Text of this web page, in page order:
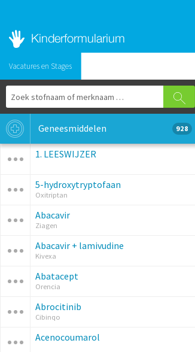
Vacatures en Stages
Geneesmiddelen 928
1. LEESWIJZER
5-hydroxytryptofaan
Oxitriptan
Abacavir
Ziagen
Abacavir + lamivudine
Kivexa
Abatacept
Orencia
Abrocitinib
Cibinqo
Acenocoumarol